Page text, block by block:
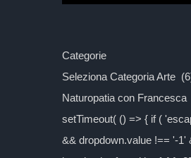
Categorie
Seleziona Categoria Arte
Naturopatia con
setTimeout( () => { if (
&& dropdown.value !== '-1'